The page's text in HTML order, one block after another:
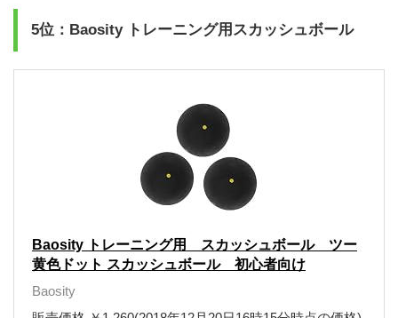
5位：Baosity トレーニング用スカッシュボール
Baosity トレーニング用 スカッシュボール ツー
黄色ドット スカッシュボール 初心者向け
Baosity